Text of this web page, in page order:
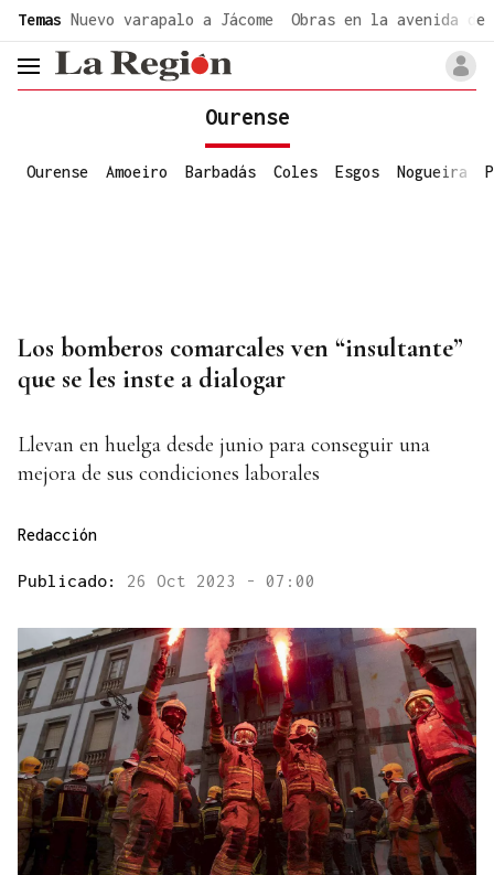
Temas Nuevo varapalo a Jácome Obras en la avenida de
header.menu.open
Ourense
Ourense Amoeiro Barbadás Coles Esgos Nogueira
Los bomberos comarcales ven “insultante”
que se les inste a dialogar
Llevan en huelga desde junio para conseguir una
mejora de sus condiciones laborales
Redacción
Publicado: 26 Oct 2023 - 07:00